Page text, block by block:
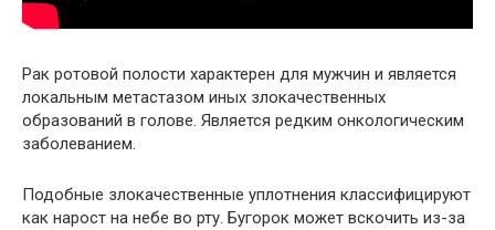
Рак ротовой полости характерен для мужчин и является
локальным метастазом иных злокачественных
образований в голове. Является редким онкологическим
заболеванием.
Подобные злокачественные уплотнения классифицируют
как нарост на небе во рту. Бугорок может вскочить из-за